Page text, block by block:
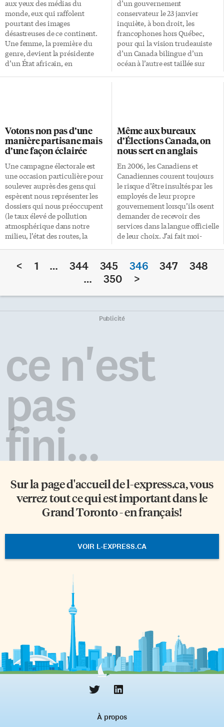
permanentes avaient aussi été
faites à l’intérieur du Canada (je
les avais […]
différente: torpillés au Québec
par le scandale des
commandites, déstabilisés en
Ontario par les […]
aux yeux des médias du
monde, eux qui raffolent
pourtant des images
désastreuses de ce continent.
Une femme, la première du
genre, devient la présidente
d’un État africain, en
n’en auraient sûrement pas fait
cas. Mais l’élection chilienne les
a quelque peu «forcés» à en
parler en faisant le parallèle. Le
premier pays libre d’Afrique
depuis 1847, le Libéria, qui a
participé à […]
d’un gouvernement
conservateur le 23 janvier
inquiète, à bon droit, les
francophones hors Québec,
pour qui la vision trudeauiste
d’un Canada bilingue d’un
océan à l’autre est taillée sur
fondateurs de ces aventures
francophobes, à commencer
par Stephen Harper lui-même,
sont encore aux commandes. Il
faut toutefois se souvenir que
ce sont d’abord des politiques
économiques comme la
création de la TPS et un
endettement excessif qui ont
décidé […]
Votons non pas d’une
manière partisane mais
d’une façon éclairée
Une campagne électorale est
une occasion particulière pour
soulever auprès des gens qui
espèrent nous représenter les
dossiers qui nous préoccupent
(le taux élevé de pollution
atmosphérique dans notre
milieu, l’état des routes, la
centre-ville, les sans-abris,
l’utilisation illégale des armes à
francophone doit profiter du
sensibiliser les politiciens à son
essentiel que, trop souvent, il y
a marginalisation du fait
français. Le quotidien Toronto
Star vient d’ailleurs de nous en
Même aux bureaux
d’Élections Canada, on
nous sert en anglais
En 2006, les Canadiens et
Canadiennes courent toujours
le risque d’être insultés par les
employés de leur propre
gouvernement lorsqu’ils osent
demander de recevoir des
services dans la langue officielle
de leur choix. J’ai fait moi-
est survenue lorsque je me suis
présenté au bureau d’Élections
Canada pour High Park-
Parkdale afin de faire modifier
électorale. Ce qui aurait dû être
des services en français. On m’a
demandé depuis combien de
temps j’habitais […]
< 1 … 344 345 346 347
348
…
350 >
Publicité
ce n'est
pas
fini...
Sur la page d'accueil del-express.ca, vous
verrez tout ce qui est important dans le
Grand Toronto - en français!
VOIR L-EXPRESS.CA
À propos